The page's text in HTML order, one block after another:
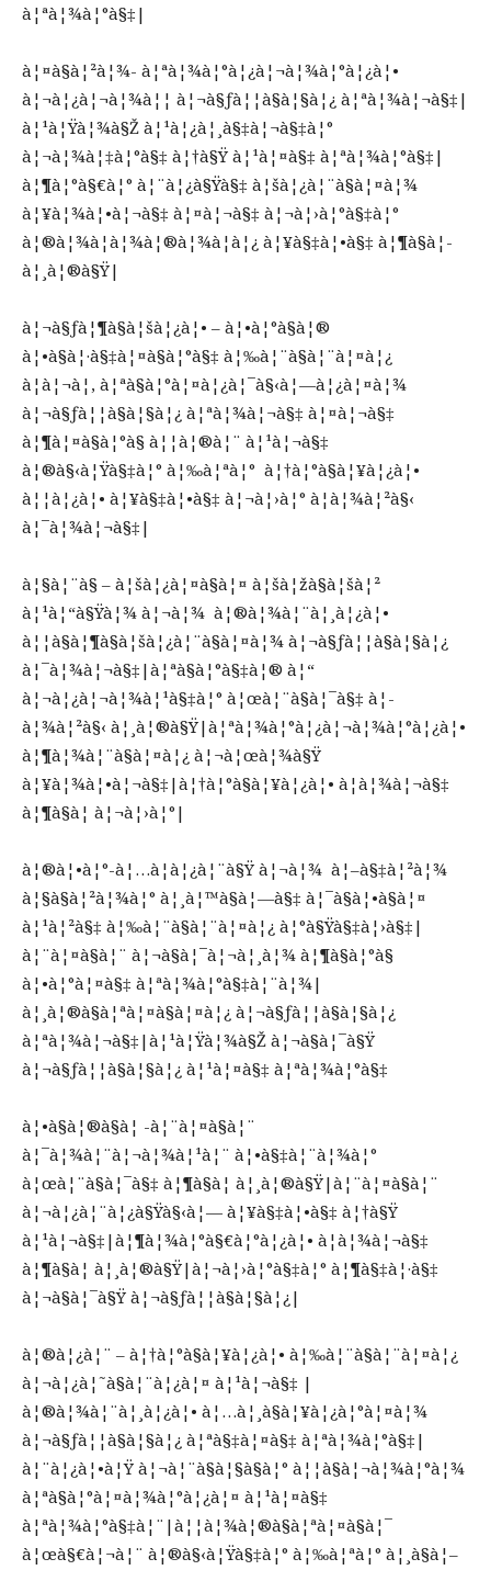
à¦ªà¦¾à¦°à§‡|
à¦¤à§à¦²à¦¾- à¦ªà¦¾à¦°à¦¿à¦¬à¦¾à¦°à¦¿à¦•
à¦¬à¦¿à¦¬à¦¾à¦¦ à¦¬à§ƒà¦¦à§à¦§à¦¿ à¦ªà¦¾à¦¬à§‡|
à¦¹à¦Ÿà¦¾à§Ž à¦¹à¦¿à¦¸à§‡à¦¬à§‡à¦°
à¦¬à¦¾à¦‡à¦°à§‡ à¦†à§Ÿ à¦¹à¦¤à§‡ à¦ªà¦¾à¦°à§‡|
à¦¶à¦°à§€à¦° à¦¨à¦¿à§Ÿà§‡ à¦šà¦¿à¦¨à§à¦¤à¦¾
à¦¥à¦¾à¦•à¦¬à§‡ à¦¤à¦¬à§‡ à¦¬à¦›à¦°à§‡à¦°
à¦®à¦¾à¦à¦¾à¦®à¦¾à¦à¦¿ à¦¥à§‡à¦•à§‡ à¦¶à§à¦­
à¦¸à¦®à§Ÿ|
à¦¬à§ƒà¦¶à§à¦šà¦¿à¦• – à¦•à¦°à§à¦®
à¦•à§à¦·à§‡à¦¤à§à¦°à§‡ à¦‰à¦¨à§à¦¨à¦¤à¦¿
à¦à¦¬à¦‚ à¦ªà§à¦°à¦¤à¦¿à¦¯à§‹à¦—à¦¿à¦¤à¦¾
à¦¬à§ƒà¦¦à§à¦§à¦¿ à¦ªà¦¾à¦¬à§‡ à¦¤à¦¬à§‡
à¦¶à¦¤à§à¦°à§ à¦¦à¦®à¦¨ à¦¹à¦¬à§‡
à¦®à§‹à¦Ÿà§‡à¦° à¦‰à¦ªà¦° à¦†à¦°à§à¦¥à¦¿à¦•
à¦¦à¦¿à¦• à¦¥à§‡à¦•à§‡ à¦¬à¦›à¦° à¦­à¦¾à¦²à§‹
à¦¯à¦¾à¦¬à§‡|
à¦§à¦¨à§ – à¦šà¦¿à¦¤à§à¦¤ à¦šà¦žà§à¦šà¦²
à¦¹à¦“à§Ÿà¦¾ à¦¬à¦¾ à¦®à¦¾à¦¨à¦¸à¦¿à¦•
à¦¦à§à¦¶à§à¦šà¦¿à¦¨à§à¦¤à¦¾ à¦¬à§ƒà¦¦à§à¦§à¦¿
à¦¯à¦¾à¦¬à§‡|à¦ªà§à¦°à§‡à¦® à¦“
à¦¬à¦¿à¦¬à¦¾à¦¹à§‡à¦° à¦œà¦¨à§à¦¯à§‡ à¦­
à¦¾à¦²à§‹ à¦¸à¦®à§Ÿ|à¦ªà¦¾à¦°à¦¿à¦¬à¦¾à¦°à¦¿à¦•
à¦¶à¦¾à¦¨à§à¦¤à¦¿ à¦¬à¦œà¦¾à§Ÿ
à¦¥à¦¾à¦•à¦¬à§‡|à¦†à¦°à§à¦¥à¦¿à¦• à¦­à¦¾à¦¬à§‡
à¦¶à§à¦­ à¦¬à¦›à¦°|
à¦®à¦•à¦°-à¦…à¦­à¦¿à¦¨à§Ÿ à¦¬à¦¾ à¦–à§‡à¦²à¦¾
à¦§à§à¦²à¦¾à¦° à¦¸à¦™à§à¦—à§‡ à¦¯à§à¦•à§à¦¤
à¦¹à¦²à§‡ à¦‰à¦¨à§à¦¨à¦¤à¦¿ à¦°à§Ÿà§‡à¦›à§‡|
à¦¨à¦¤à§à¦¨ à¦¬à§à¦¯à¦¬à¦¸à¦¾ à¦¶à§à¦°à§
à¦•à¦°à¦¤à§‡ à¦ªà¦¾à¦°à§‡à¦¨à¦¾|
à¦¸à¦®à§à¦ªà¦¤à§à¦¤à¦¿ à¦¬à§ƒà¦¦à§à¦§à¦¿
à¦ªà¦¾à¦¬à§‡|à¦¹à¦Ÿà¦¾à§Ž à¦¬à§à¦¯à§Ÿ
à¦¬à§ƒà¦¦à§à¦§à¦¿ à¦¹à¦¤à§‡ à¦ªà¦¾à¦°à§‡
à¦•à§à¦®à§à¦­ -à¦¨à¦¤à§à¦¨
à¦¯à¦¾à¦¨à¦¬à¦¾à¦¹à¦¨ à¦•à§‡à¦¨à¦¾à¦°
à¦œà¦¨à§à¦¯à§‡ à¦¶à§à¦­ à¦¸à¦®à§Ÿ|à¦¨à¦¤à§à¦¨
à¦¬à¦¿à¦¨à¦¿à§Ÿà§‹à¦— à¦¥à§‡à¦•à§‡ à¦†à§Ÿ
à¦¹à¦¬à§‡|à¦¶à¦¾à¦°à§€à¦°à¦¿à¦• à¦­à¦¾à¦¬à§‡
à¦¶à§à¦­ à¦¸à¦®à§Ÿ|à¦¬à¦›à¦°à§‡à¦° à¦¶à§‡à¦·à§‡
à¦¬à§à¦¯à§Ÿ à¦¬à§ƒà¦¦à§à¦§à¦¿|
à¦®à¦¿à¦¨ – à¦†à¦°à§à¦¥à¦¿à¦• à¦‰à¦¨à§à¦¨à¦¤à¦¿
à¦¬à¦¿à¦˜à§à¦¨à¦¿à¦¤ à¦¹à¦¬à§‡ |
à¦®à¦¾à¦¨à¦¸à¦¿à¦• à¦…à¦¸à§à¦¥à¦¿à¦°à¦¤à¦¾
à¦¬à§ƒà¦¦à§à¦§à¦¿ à¦ªà§‡à¦¤à§‡ à¦ªà¦¾à¦°à§‡|
à¦¨à¦¿à¦•à¦Ÿ à¦¬à¦¨à§à¦§à§à¦° à¦¦à§à¦¬à¦¾à¦°à¦¾
à¦ªà§à¦°à¦¤à¦¾à¦°à¦¿à¦¤ à¦¹à¦¤à§‡
à¦ªà¦¾à¦°à§‡à¦¨|à¦¦à¦¾à¦®à§à¦ªà¦¤à§à¦¯
à¦œà§€à¦¬à¦¨ à¦®à§‹à¦Ÿà§‡à¦° à¦‰à¦ªà¦° à¦¸à§à¦–